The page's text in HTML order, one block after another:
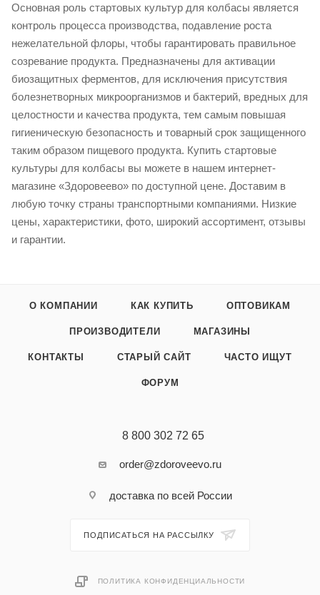
Основная роль стартовых культур для колбасы является
контроль процесса производства, подавление роста
нежелательной флоры, чтобы гарантировать правильное
созревание продукта. Предназначены для активации
биозащитных ферментов, для исключения присутствия
болезнетворных микроорганизмов и бактерий, вредных для
целостности и качества продукта, тем самым повышая
гигиеническую безопасность и товарный срок защищенного
таким образом пищевого продукта. Купить стартовые
культуры для колбасы вы можете в нашем интернет-
магазине «Здоровеево» по доступной цене. Доставим в
любую точку страны транспортными компаниями. Низкие
цены, характеристики, фото, широкий ассортимент, отзывы
и гарантии.
О КОМПАНИИ КАК КУПИТЬ ОПТОВИКАМ
ПРОИЗВОДИТЕЛИ МАГАЗИНЫ
КОНТАКТЫ СТАРЫЙ САЙТ ЧАСТО ИЩУТ
ФОРУМ
8 800 302 72 65
order@zdoroveevo.ru
доставка по всей России
ПОДПИСАТЬСЯ НА РАССЫЛКУ
ПОЛИТИКА КОНФИДЕНЦИАЛЬНОСТИ